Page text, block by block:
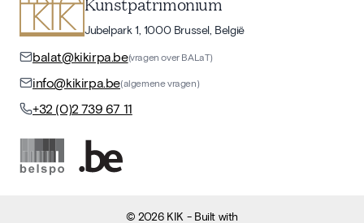
Jubelpark 1, 1000 Brussel, België
balat@kikirpa.be(vragen over BALaT)
info@kikirpa.be(algemene vragen)
+32 (0)2 739 67 11
©2026 KIK - Built with